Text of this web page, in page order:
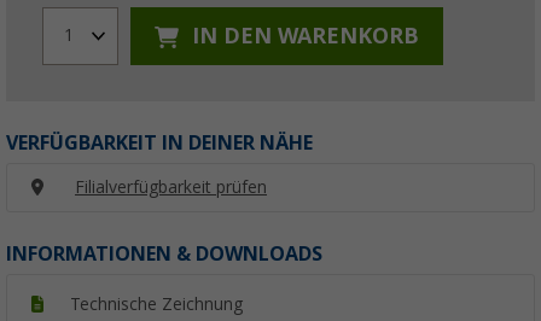
1 IN DEN WARENKORB
VERFÜGBARKEIT IN DEINER NÄHE
Filialverfügbarkeit prüfen
INFORMATIONEN & DOWNLOADS
Technische Zeichnung